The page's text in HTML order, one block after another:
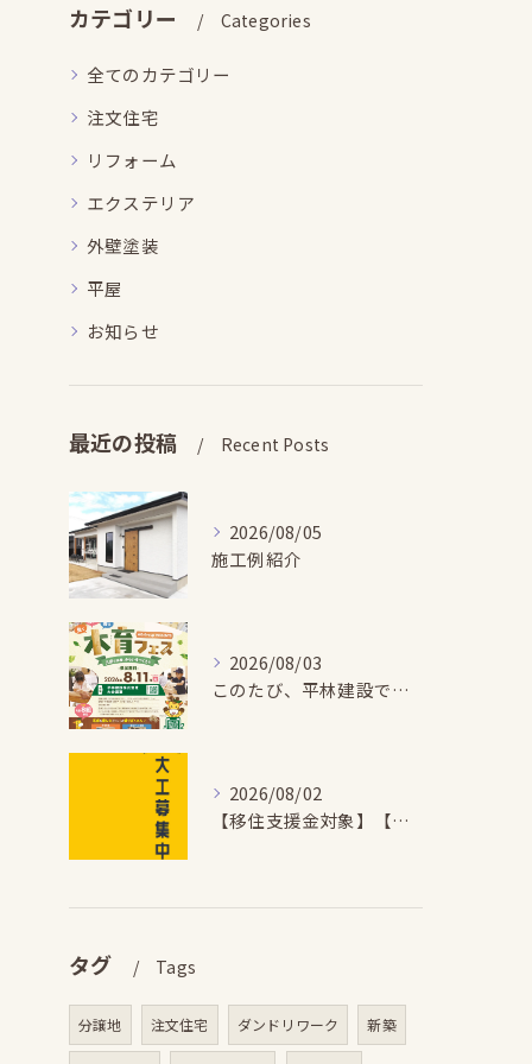
カテゴリー Categories
全てのカテゴリー
注文住宅
リフォーム
エクステリア
外壁塗装
平屋
お知らせ
最近の投稿 Recent Posts
2026/08/05
施工例紹介
2026/08/03
このたび、平林建設では、お子さまが木とふれあい・木について学...
2026/08/02
【移住支援金対象】【未経験歓迎】大多喜町で「見えないところも...
タグ Tags
分譲地 注文住宅 ダンドリワーク 新築